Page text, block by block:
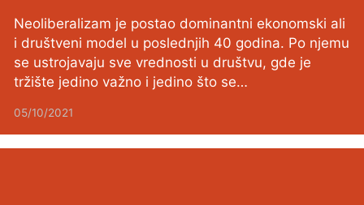
Neoliberalizam je postao dominantni ekonomski ali
i društveni model u poslednjih 40 godina. Po njemu
se ustrojavaju sve vrednosti u društvu, gde je
tržište jedino važno i jedino što se…
05/10/2021